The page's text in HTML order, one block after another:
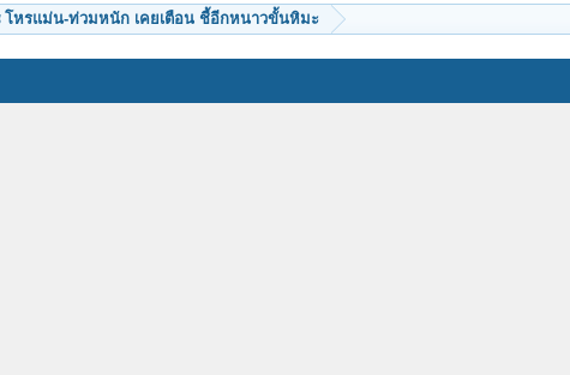
โหรแม่น-ท่วมหนัก เคยเตือน ชี้อีกหนาวขั้นหิมะ